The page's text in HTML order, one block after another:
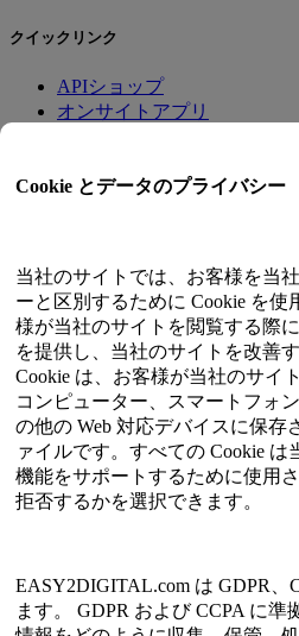
Cookie とデータのプライバシー
当社のサイトでは、お客様を当
ーと区別するために Cookie を使
様が当社のサイトを閲覧する際
を提供し、当社のサイトを改善
Cookie は、お客様が当社のサイ
コンピューター、スマートフォ
の他の Web 対応デバイスに保存
ァイルです。すべての Cookie は
機能をサポートするために使用
拒否するかを選択できます。
EASY2DIGITAL.com は GDPR、
ます。 GDPR および CCPA に準
クイックリンク
APIショップ
オンサイトアプリ
会員プログラム
ドキュメント
APIテスター
HTMLサイトマップ
言語
英語
簡体字中国語
繁体字中国語
日本語
フランス語
韓国語